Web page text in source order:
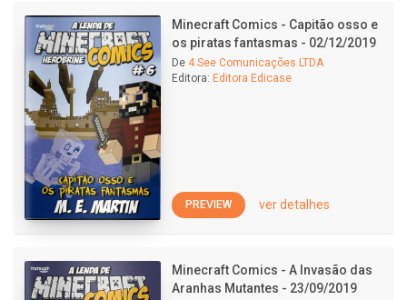
Minecraft Comics - Capitão osso e
os piratas fantasmas - 02/12/2019
De 4 See Comunicações LTDA
Editora: Editora Edicase
PREVIEW ver detalhes
Minecraft Comics - A Invasão das
Aranhas Mutantes - 23/09/2019